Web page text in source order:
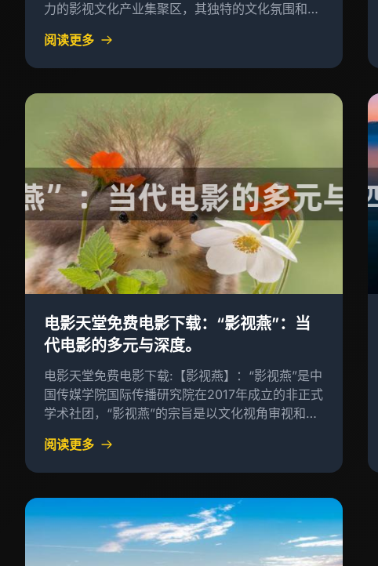
力的影视文化产业集聚区，其独特的文化氛围和丰
阅读更多
电影天堂免费电影下载：“影视燕”：当
代电影的多元与深度。
电影天堂免费电影下载:【影视燕】：“影视燕”是中
国传媒学院国际传播研究院在2017年成立的非正式
学术社团，“影视燕”的宗旨是以文化视角审视和解
原因和价值
阅读更多